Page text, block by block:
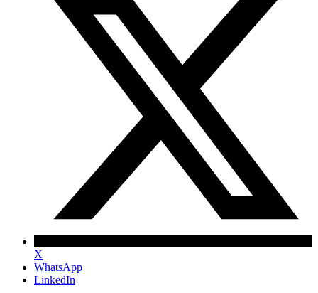
X
WhatsApp
LinkedIn